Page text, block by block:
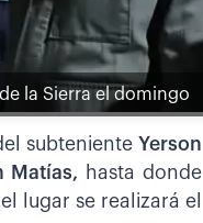
la Sierra el domingo
subteniente Yerson
Matías,
hasta donde
lugar se realizará el